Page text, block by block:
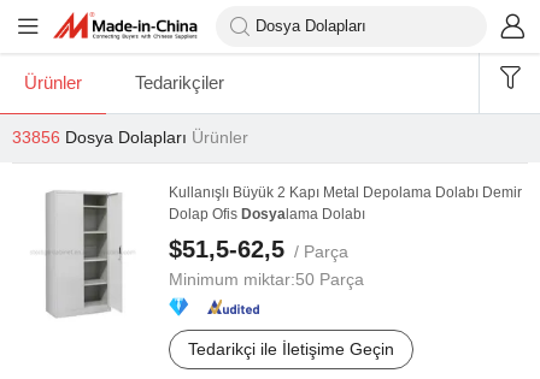
Ürünler Tedarikçiler
33856 Dosya Dolapları Ürünler
Kullanışlı Büyük 2 Kapı Metal Depolama Dolabı Demir
Dolap Ofis Dosya lama Dolabı
$51,5-62,5 / Parça
Minimum miktar:50 Parça
Tedarikçi ile İletişime Geçin